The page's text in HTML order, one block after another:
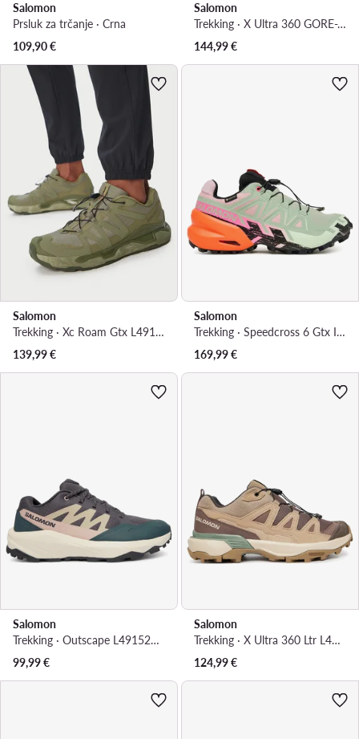
Salomon
Prsluk za trčanje · Crna
109,90€
Salomon
Trekking · X Ultra 360 GORE-TEX L45391700 · Ljubičasta
144,99€
Salomon
Trekking · Xc Roam Gtx L49126100 · Zelena
139,99€
Salomon
Trekking · Speedcross 6 Gtx Icon L45486900 · Svijetlo zelena
169,99€
Salomon
Trekking · Outscape L49152400 · Ljubičasta
99,99€
Salomon
Trekking · X Ultra 360 Ltr L49158200 · Bež
124,99€